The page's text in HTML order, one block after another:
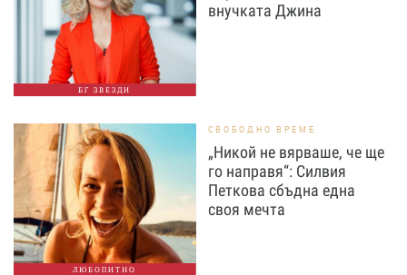
БГ ЗВЕЗДИ
внучката Джина
ЛЮБОПИТНО
СВОБОДНО ВРЕМЕ
„Никой не вярваше, че ще
го направя“: Силвия
Петкова сбъдна една
своя мечта